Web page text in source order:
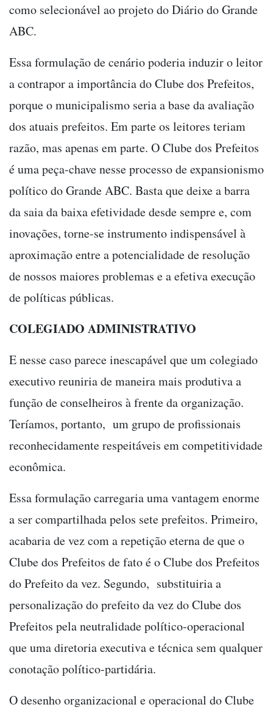
como selecionável ao projeto do Diário do Grande
ABC.
Essa formulação de cenário poderia induzir o leitor
a contrapor a importância do Clube dos Prefeitos,
porque o municipalismo seria a base da avaliação
dos atuais prefeitos. Em parte os leitores teriam
razão, mas apenas em parte. O Clube dos Prefeitos
é uma peça-chave nesse processo de expansionismo
político do Grande ABC. Basta que deixe a barra
da saia da baixa efetividade desde sempre e, com
inovações, torne-se instrumento indispensável à
aproximação entre a potencialidade de resolução
de nossos maiores problemas e a efetiva execução
de políticas públicas.
COLEGIADO ADMINISTRATIVO
E nesse caso parece inescapável que um colegiado
executivo reuniria de maneira mais produtiva a
função de conselheiros à frente da organização.
Teríamos, portanto, um grupo de profissionais
reconhecidamente respeitáveis em competitividade
econômica.
Essa formulação carregaria uma vantagem enorme
a ser compartilhada pelos sete prefeitos. Primeiro,
acabaria de vez com a repetição eterna de que o
Clube dos Prefeitos de fato é o Clube dos Prefeitos
do Prefeito da vez. Segundo, substituiria a
personalização do prefeito da vez do Clube dos
Prefeitos pela neutralidade político-operacional
que uma diretoria executiva e técnica sem qualquer
conotação político-partidária.
O desenho organizacional e operacional do Clube